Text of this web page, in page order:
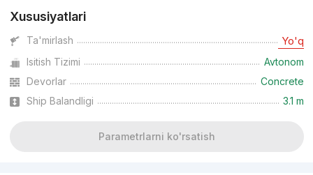
Xususiyatlari
Ta'mirlash Yo'q
Isitish Tizimi
Avtonom
Devorlar
Concrete
Ship Balandligi
3.1 m
Parametrlarni ko'rsatish